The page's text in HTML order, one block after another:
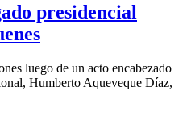
presidencial
luego de un acto encabezado
Humberto Aqueveque Díaz,